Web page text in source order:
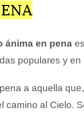
ánima en pena
populares y
a aquella
camino al Cielo.